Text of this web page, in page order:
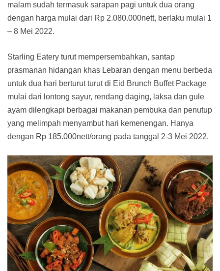
malam sudah termasuk sarapan pagi untuk dua orang
dengan harga mulai dari Rp 2.080.000nett, berlaku mulai 1
– 8 Mei 2022.
Starling Eatery turut mempersembahkan, santap
prasmanan hidangan khas Lebaran dengan menu berbeda
untuk dua hari berturut turut di Eid Brunch Buffet Package
mulai dari lontong sayur, rendang daging, laksa dan gule
ayam dilengkapi berbagai makanan pembuka dan penutup
yang melimpah menyambut hari kemenengan. Hanya
dengan Rp 185.000nett/orang pada tanggal 2-3 Mei 2022.